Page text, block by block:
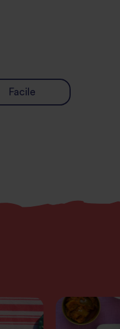
Facile